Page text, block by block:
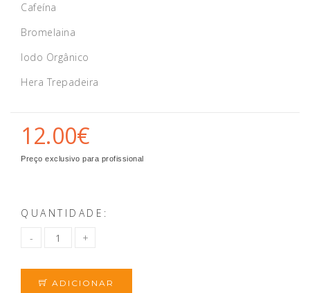
Cafeína
Bromelaina
Iodo Orgânico
Hera Trepadeira
12.00€
Preço exclusivo para profissional
QUANTIDADE:
ADICIONAR